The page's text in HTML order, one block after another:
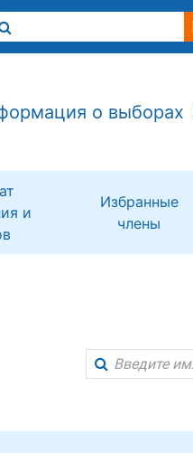
о выборах
и
Избранные
члены